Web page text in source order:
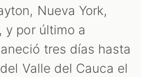
Nueva York,
y por último a
tres días hasta
Valle del Cauca el